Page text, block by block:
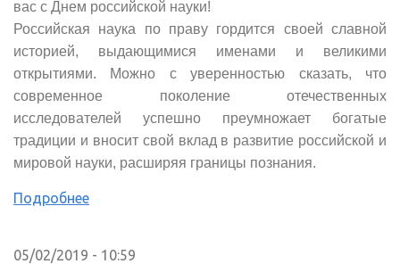
вас с Днем российской науки!
Российская наука по праву гордится своей славной
историей, выдающимися именами и великими
открытиями. Можно с уверенностью сказать, что
современное поколение отечественных
исследователей успешно преумножает богатые
традиции и вносит свой вклад в развитие российской и
мировой науки, расширяя границы познания.
Подробнее
05/02/2019 - 10:59